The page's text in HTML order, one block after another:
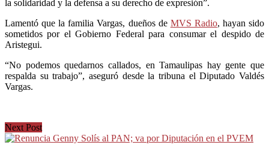
la solidaridad y la defensa a su derecho de expresión”.
Lamentó que la familia Vargas, dueños de MVS Radio, hayan sido
sometidos por el Gobierno Federal para consumar el despido de
Aristegui.
“No podemos quedarnos callados, en Tamaulipas hay gente que
respalda su trabajo”, aseguró desde la tribuna el Diputado Valdés
Vargas.
Next Post